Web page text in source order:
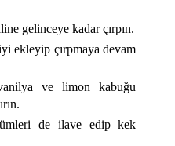
gelinceye kadar çırpın.
ekleyip çırpmaya devam
ve limon kabuğu
de ilave edip kek